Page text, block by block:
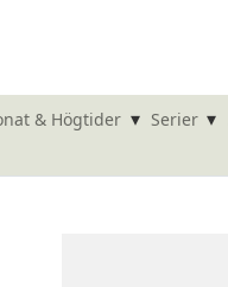
& Högtider ▾ Serier ▾